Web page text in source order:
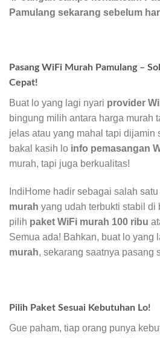
Pamulang sekarang sebelum
Pasang WiFi Murah Pamulang –
Cepat!
Buat lo yang lagi nyari provider
bingung milih antara harga murah
jelas atau yang mahal tapi dijamin
bakal kasih lo info pemasangan
murah, tapi juga berkualitas!
IndiHome hadir sebagai salah satu
murah yang udah terbukti stabil di
pilih paket WiFi murah 100 ribu
Semua ada! Bahkan, buat lo yang
murah, sekarang saatnya pasang
Pilih Paket Sesuai Kebutuhan Lo!
Gue paham, tiap orang punya